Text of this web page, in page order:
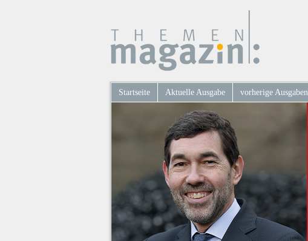
Startseite Aktuelle Ausgabe vorherige Ausgaben